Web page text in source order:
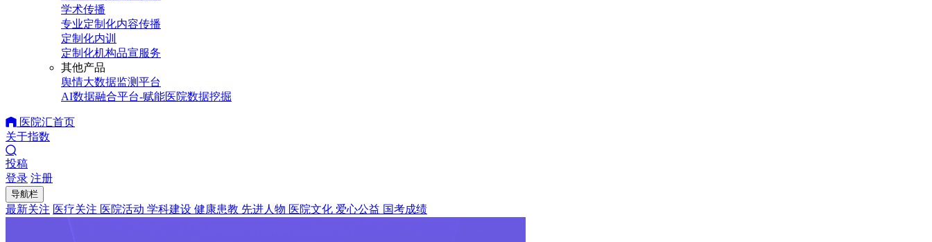
学术传播
专业定制化内容传播
定制化内训
定制化机构品宣服务
其他产品
舆情大数据监测平台
AI数据融合平台-赋能医院数据挖掘
医院汇首页
关于指数
投稿
登录 注册
导航栏
最新关注 医疗关注 医院活动 学科建设 健康患教 先进人物 医院文化 爱心公益 国考成绩